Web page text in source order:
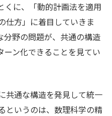
くに、「動的計画法を適用
仕方」に着目していきま
分野の問題が、共通の構造
ーン化できることを見てい
共通な構造を発見して統一
というのは、数理科学の精